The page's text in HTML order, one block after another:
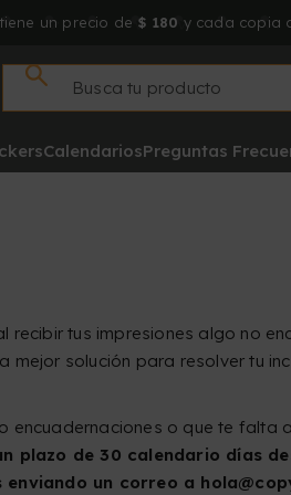
un precio de $ 180 y cada copia
CalendariosPreguntas
tus impresiones algo no
solución para resolver tu
o que te falta
plazo de 30 calendario días
un correo a